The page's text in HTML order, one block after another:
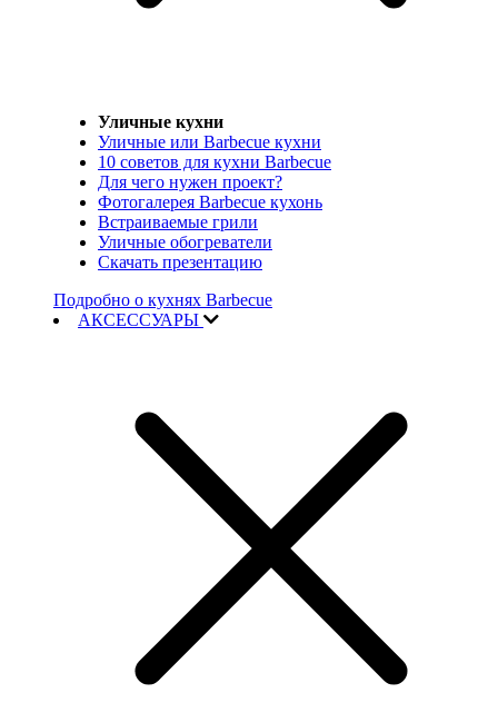
Уличные кухни
Уличные или Barbecue кухни
10 советов для кухни Barbecue
Для чего нужен проект?
Фотогалерея Barbecue кухонь
Встраиваемые грили
Уличные обогреватели
Скачать презентацию
Подробно о кухнях Barbecue
АКСЕССУАРЫ